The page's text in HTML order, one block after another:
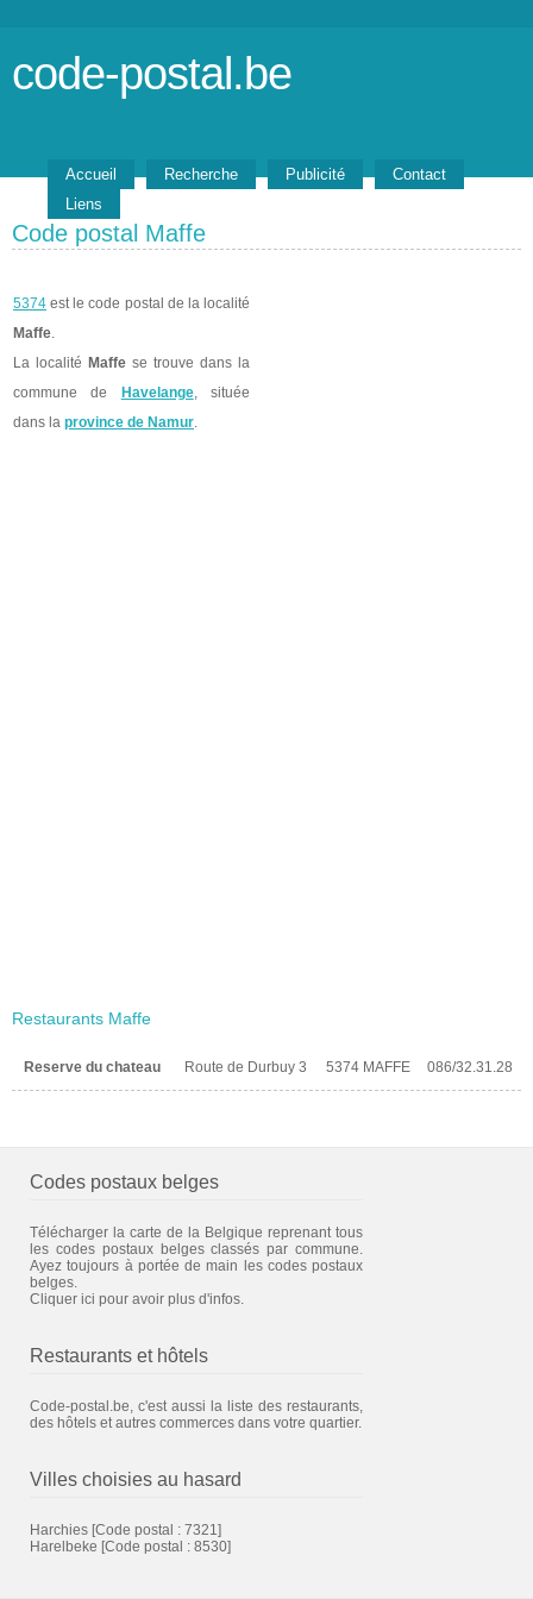
code-postal.be
Accueil Recherche Publicité
Contact
Liens
Code postal Maffe
5374 est le code postal de la localité
Maffe.
La localité Maffe se trouve dans la
commune de
Havelange, située
dans la province de Namur.
Restaurants Maffe
Reserve du chateau Route de Durbuy 3 5374 MAFFE 086/32.31.28
Codes postaux belges
Télécharger la carte de la Belgique reprenant tous
les codes postaux belges classés par commune.
Ayez toujours à portée de main les codes postaux
belges.
Cliquer ici pour avoir plus d'infos.
Restaurants et hôtels
Code-postal.be, c'est aussi la liste des restaurants,
des hôtels et autres commerces dans votre quartier.
Villes choisies au hasard
Harchies [Code postal : 7321]
Harelbeke [Code postal : 8530]